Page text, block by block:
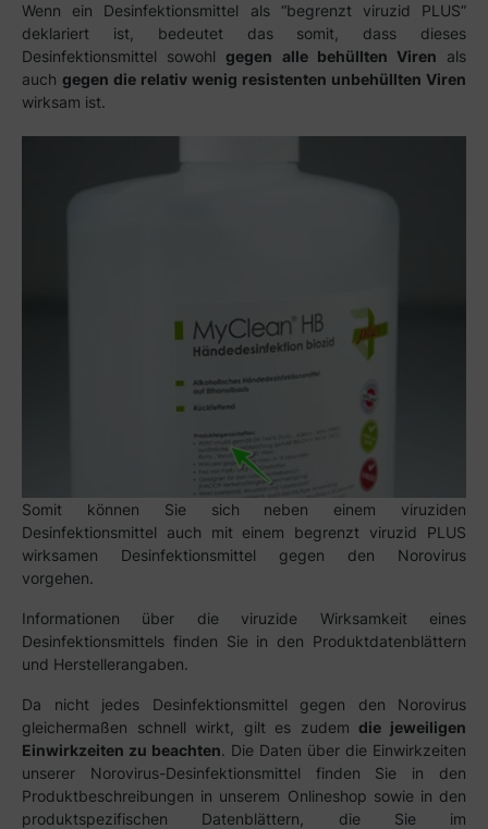
Wenn ein Desinfektionsmittel als “begrenzt viruzid PLUS”
deklariert ist, bedeutet das somit, dass dieses
Desinfektionsmittel sowohlgegen alle behüllten Viren als
auch gegen die relativ wenig resistenten unbehüllten Viren
wirksam ist.
Somit können Sie sich neben einem viruziden
Desinfektionsmittel auch mit einem begrenzt viruzid PLUS
wirksamen Desinfektionsmittel gegen den Norovirus
vorgehen.
Informationen über die viruzide Wirksamkeit eines
Desinfektionsmittels finden Sie in den Produktdatenblättern
und Herstellerangaben.
Da nicht jedes Desinfektionsmittel gegen den Norovirus
gleichermaßen schnell wirkt, gilt es zudemdie jeweiligen
Einwirkzeiten zu beachten. Die Daten über die Einwirkzeiten
unserer Norovirus-Desinfektionsmittel finden Sie in den
Produktbeschreibungen in unserem Onlineshop sowie in den
produktspezifischen Datenblättern, die Sie im